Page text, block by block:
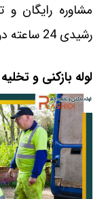
مشاوره رایگان
رشیدی 24 ساعته در 7 روز هفته تماس بگیرید.
لوله بازکنی و